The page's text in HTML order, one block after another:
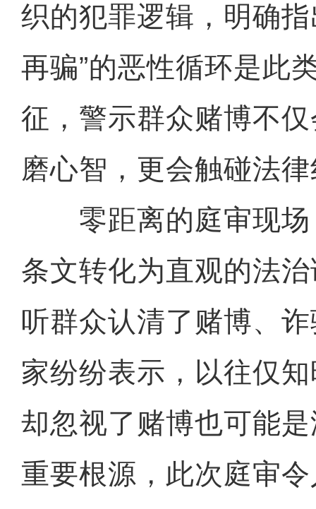
织的犯罪逻辑，明确
再骗”的恶性循环是此
征，警示群众赌博不
磨心智，更会触碰法
零距离的庭审现场
条文转化为直观的法
听群众认清了赌博、
家纷纷表示，以往仅
却忽视了赌博也可能
重要根源，此次庭审